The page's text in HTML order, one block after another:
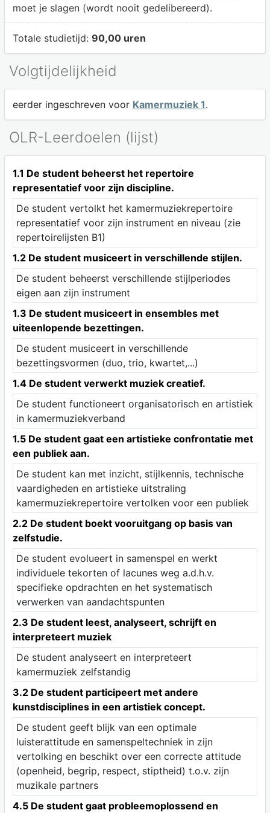
moet je slagen (wordt nooit gedelibereerd).
Totale studietijd: 90,00 uren
Volgtijdelijkheid
eerder ingeschreven voor Kamermuziek 1.
OLR-Leerdoelen (lijst)
1.1 De student beheerst het repertoire
representatief voor zijn discipline.
De student vertolkt het kamermuziekrepertoire
representatief voor zijn instrument en niveau (zie
repertoirelijsten B1)
1.2 De student musiceert in verschillende stijlen.
De student beheerst verschillende stijlperiodes
eigen aan zijn instrument
1.3 De student musiceert in ensembles met
uiteenlopende bezettingen.
De student musiceert in verschillende
bezettingsvormen (duo, trio, kwartet,...)
1.4 De student verwerkt muziek creatief.
De student functioneert organisatorisch en artistiek
in kamermuziekverband
1.5 De student gaat een artistieke confrontatie met
een publiek aan.
De student kan met inzicht, stijlkennis, technische
vaardigheden en artistieke uitstraling
kamermuziekrepertoire vertolken voor een publiek
2.2 De student boekt vooruitgang op basis van
zelfstudie.
De student evolueert in samenspel en werkt
individuele tekorten of lacunes weg a.d.h.v.
specifieke opdrachten en het systematisch
verwerken van aandachtspunten
2.3 De student leest, analyseert, schrijft en
interpreteert muziek
De student analyseert en interpreteert
kamermuziek zelfstandig
3.2 De student participeert met andere
kunstdisciplines in een artistiek concept.
De student geeft blijk van een optimale
luisterattitude en samenspeltechniek in zijn
vertolking en beschikt over een correcte attitude
(openheid, begrip, respect, stiptheid) t.o.v. zijn
muzikale partners
4.5 De student gaat probleemoplossend en